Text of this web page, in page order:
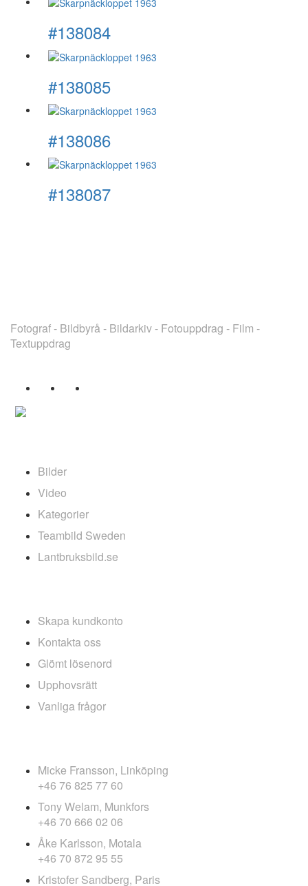
#138084
#138085
#138086
#138087
Fotograf - Bildbyrå - Bildarkiv - Fotouppdrag - Film -
Textuppdrag
Bilder
Video
Kategorier
Teambild Sweden
Lantbruksbild.se
Skapa kundkonto
Kontakta oss
Glömt lösenord
Upphovsrätt
Vanliga frågor
Micke Fransson, Linköping
+46 76 825 77 60
Tony Welam, Munkfors
+46 70 666 02 06
Åke Karlsson, Motala
+46 70 872 95 55
Kristofer Sandberg, Paris